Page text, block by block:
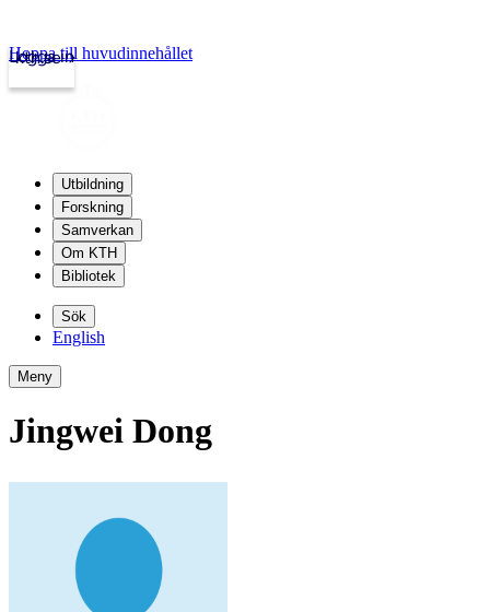
kth.se
Logga in
Hoppa till huvudinnehållet
Utbildning
Forskning
Samverkan
Om KTH
Bibliotek
Sök
English
Meny
Jingwei Dong